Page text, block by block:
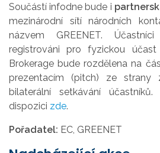
Součástí infodne bude i
mezinárodní sítí národních
názvem GREENET.
registrováni pro fyzickou
Brokerage bude rozdělena na
prezentacím (pitch) ze
bilaterální setkávání
dispozici zde.
Pořadatel: EC, GREENET